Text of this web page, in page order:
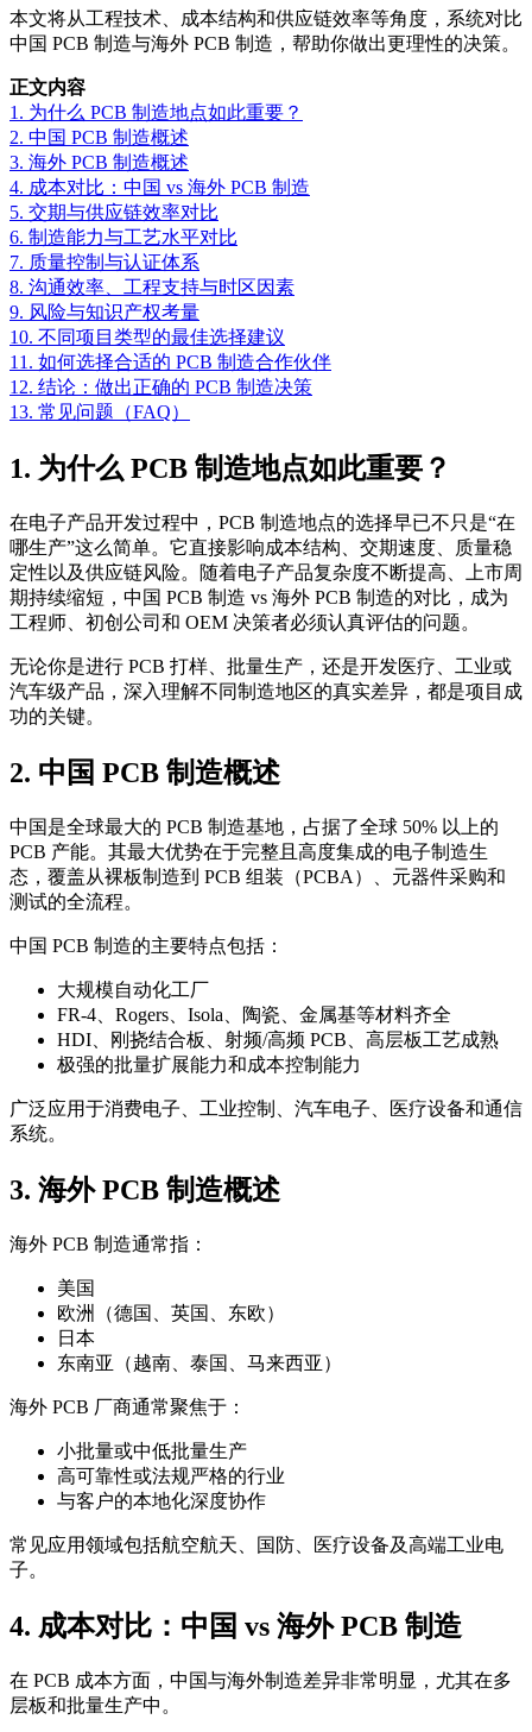
本文将从工程技术、成本结构和供应链效率等角度，系统对比
中国 PCB 制造与海外 PCB 制造，帮助你做出更理性的决策。
正文内容
1. 为什么 PCB 制造地点如此重要？
2. 中国 PCB 制造概述
3. 海外 PCB 制造概述
4. 成本对比：中国 vs 海外 PCB 制造
5. 交期与供应链效率对比
6. 制造能力与工艺水平对比
7. 质量控制与认证体系
8. 沟通效率、工程支持与时区因素
9. 风险与知识产权考量
10. 不同项目类型的最佳选择建议
11. 如何选择合适的 PCB 制造合作伙伴
12. 结论：做出正确的 PCB 制造决策
13. 常见问题（FAQ）
1. 为什么 PCB 制造地点如此重要？
在电子产品开发过程中，PCB 制造地点的选择早已不只是“在
哪生产”这么简单。它直接影响成本结构、交期速度、质量稳
定性以及供应链风险。随着电子产品复杂度不断提高、上市周
期持续缩短，中国 PCB 制造 vs 海外 PCB 制造的对比，成为
工程师、初创公司和 OEM 决策者必须认真评估的问题。
无论你是进行 PCB 打样、批量生产，还是开发医疗、工业或
汽车级产品，深入理解不同制造地区的真实差异，都是项目成
功的关键。
2. 中国 PCB 制造概述
中国是全球最大的 PCB 制造基地，占据了全球 50% 以上的
PCB 产能。其最大优势在于完整且高度集成的电子制造生
态，覆盖从裸板制造到 PCB 组装（PCBA）、元器件采购和
测试的全流程。
中国 PCB 制造的主要特点包括：
大规模自动化工厂
FR-4、Rogers、Isola、陶瓷、金属基等材料齐全
HDI、刚挠结合板、射频/高频 PCB、高层板工艺成熟
极强的批量扩展能力和成本控制能力
广泛应用于消费电子、工业控制、汽车电子、医疗设备和通信
系统。
3. 海外 PCB 制造概述
海外 PCB 制造通常指：
美国
欧洲（德国、英国、东欧）
日本
东南亚（越南、泰国、马来西亚）
海外 PCB 厂商通常聚焦于：
小批量或中低批量生产
高可靠性或法规严格的行业
与客户的本地化深度协作
常见应用领域包括航空航天、国防、医疗设备及高端工业电
子。
4. 成本对比：中国 vs 海外 PCB 制造
在 PCB 成本方面，中国与海外制造差异非常明显，尤其在多
层板和批量生产中。